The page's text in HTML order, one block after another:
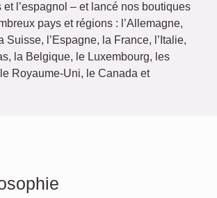
et l’espagnol – et lancé nos boutiques
pays et régions : l’Allemagne,
Suisse, l’Espagne, la France, l’Italie,
la Belgique, le Luxembourg, les
Royaume-Uni, le Canada et